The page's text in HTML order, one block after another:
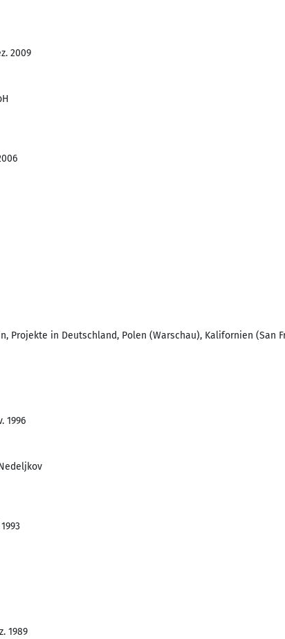
2009
Projekte in Deutschland, Polen (Warschau), Kalifornien (San
1996
1989